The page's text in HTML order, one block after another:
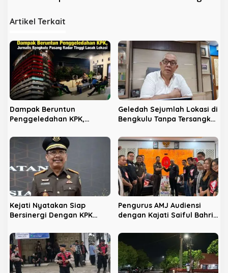
g
a
i
p
o
s
Artikel Terkait
Dampak Beruntun
Penggeledahan KPK,
Radar Tinggi Lacak Lokasi
Geledah Sejumlah Lokasi di
Bengkulu Tanpa Tersangka,
Kejati Nyatakan Siap
Bersinergi Dengan KPK
Bengkulu
Pengurus AMJ Audiensi
dengan Kajati Saiful Bahri